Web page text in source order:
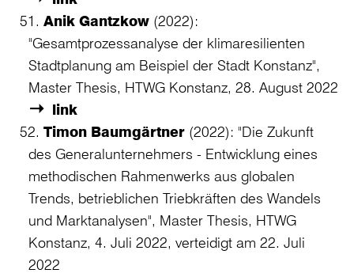
Anik Gantzkow (2022):
"Gesamtprozessanalyse der klimaresilienten
Stadtplanung am Beispiel der Stadt Konstanz",
Master Thesis, HTWG Konstanz, 28. August 2022
link
Timon Baumgärtner (2022): "Die Zukunft
des Generalunternehmers - Entwicklung eines
methodischen Rahmenwerks aus globalen
Trends, betrieblichen Triebkräften des Wandels
und Marktanalysen", Master Thesis, HTWG
Konstanz, 4. Juli 2022, verteidigt am 22. Juli
2022